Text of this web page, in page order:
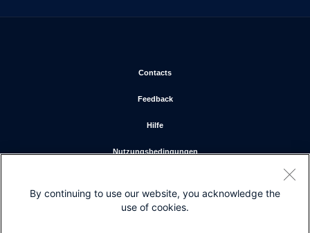
ContactsWird in neuem Fenster geöffnet
FeedbackWird in neuem Fenster geöffnet
HilfeWird in neuem Fenster geöffnet
NutzungsbedingungenWird in neuem Fenster
Wird in neuem Fenster geöffnet
CookiesWird in neuem Fenster geöffnet
By continuing to use our website, you acknowledge the
use of cookies.